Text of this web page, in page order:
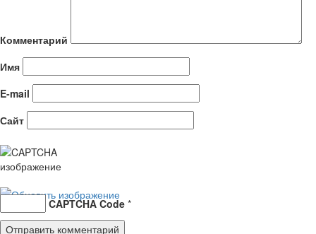
Комментарий
Имя
E-mail
Сайт
CAPTCHA Code *